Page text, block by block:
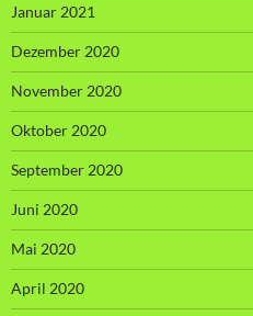
Januar 2021
Dezember 2020
November 2020
Oktober 2020
September 2020
Juni 2020
Mai 2020
April 2020